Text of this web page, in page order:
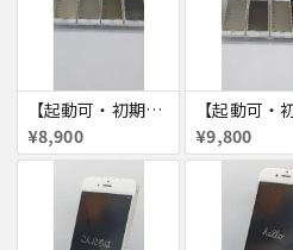
【起動可・初期化済・SIMロック解除済】iPhone6 16GB 4台セット
¥8,900
¥9,800